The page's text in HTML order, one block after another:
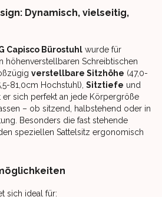
Dynamisch, vielseitig,
Capisco Bürostuhl wurde für
höhenverstellbaren Schreibtischen
verstellbare Sitzhöhe (47,0-
81,0cm Hochstuhl), Sitztiefe und
er sich perfekt an jede Körpergröße
– ob sitzend, halbstehend oder in
Besonders die fast stehende
speziellen Sattelsitz ergonomisch
sich ideal für: